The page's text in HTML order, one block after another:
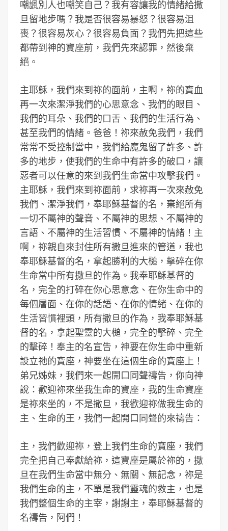
嘲諷別人也嘲笑自己？我有容讓我的情緒給撒
旦留地步嗎？我是否很容易暴怒？很容易沮
喪？很容易灰心？很容易負面？我們先把這些
都帶到神的寶座前，我們先來認罪，然後棄
絕。
主耶穌，我們來到祢的面前，主啊，祢的寶血
再一次來潔淨我們的心思意念、我們的眼目、
我們的耳朵、我們的口舌、我們的生活行為、
甚至我們的情緒。爸爸！祢來赦免我們，我們
常常不受控制當中，我們給魔鬼留了許多、許
多的地步，使我們的生命中有許多的破口，讓
惡者可以任意的來到我們生命當中攻擊我們。
主耶穌，我們來到祢面前，求祢再一次來赦免
我們、潔淨我們，奉耶穌基督的名，棄絕所有
一切不屬神的聲音、不屬神的思想、不屬神的
言語、不屬神的生活習慣、不屬神的情緒！主
啊，祢親自來封住所有撒旦進來的管道，我也
奉耶穌基督的名，拿起勝利的大槌，擊碎在你
生命當中所有撒旦的作為。我奉耶穌基督的
名，完全的打碎在你心思意念、在你生命中的
每個層面、在你的話語、在你的情緒、在你的
生活習慣裡頭，所有撒旦的作為，我奉耶穌基
督的名，拿起聖靈的大槌，完全的擊碎、完全
的擊碎！奉主的名宣告，神要在你生命中重新
設立祂的寶座，神要坐在這個生命的寶座上！
弟兄姊妹，我們來一起開口同聲禱告，你向神
說：歡迎祢來坐我生命的寶座，我的生命寶座
是祢來坐的，不是撒旦，我歡迎祢做我生命的
主、生命的王，我們一起開口同聲的來禱告：
主，我們歡迎祢，登上我們生命的寶座，我們
完全把自己奉獻給祢，這寶座是屬於祢的，撒
旦在我們生命當中無分、無關、無記念，祢是
我們生命的主，不單是我們靈魂的救主，也是
我們整個生命的主宰，謝謝主，奉耶穌基督的
名禱告，阿們！